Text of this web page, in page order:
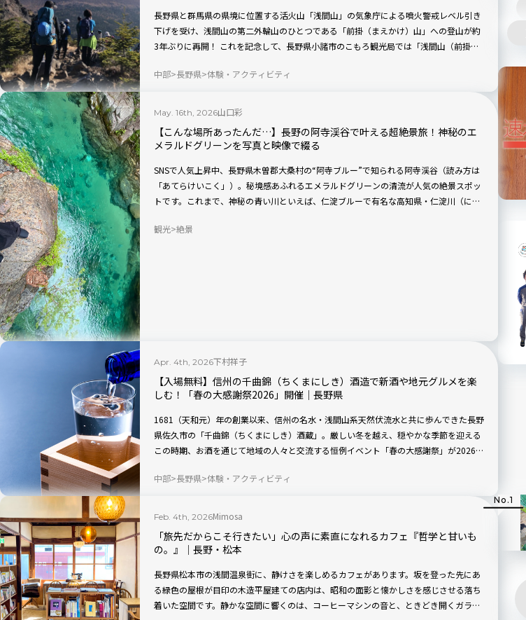
長野県と群馬県の県境に位置する活火山「浅間山」の気象庁による噴火警戒レベル引き
下げを受け、浅間山の第二外輪山のひとつである「前掛（まえかけ）山」への登山が約
3年ぶりに再開！ これを記念して、長野県小諸市のこもろ観光局では「浅間山（前掛
に親しむ山歩きに加え、小諸の温泉や食、城下町文化など、“山と地域を一体で楽しむ
中部 長野県 体験・アクティビティ
May. 16th, 2026山口彩
【こんな場所あったんだ…】長野の阿寺渓谷で叶える超絶景旅！神秘のエ
メラルドグリーンを写真と映像で綴る
SNSで人気上昇中、長野県木曽郡大桑村の“阿寺ブルー”で知られる阿寺渓谷（読み方は
「あてらけいこく」）。秘境感あふれるエメラルドグリーンの清流が人気の絶景スポッ
トです。これまで、神秘の青い川といえば、仁淀ブルーで有名な高知県・仁淀川（によ
があるなんて！ 発見の鋭い喜びとはまさにこのこと。2026年GWの通行止め（通行規
観光 絶景
Apr. 4th, 2026下村祥子
【入場無料】信州の千曲錦（ちくまにしき）酒造で新酒や地元グルメを楽
しむ！「春の大感謝祭2026」開催｜長野県
1681（天和元）年の創業以来、信州の名水・浅間山系天然伏流水と共に歩んできた長野
県佐久市の「千曲錦（ちくまにしき）酒蔵」。厳しい冬を越え、穏やかな季節を迎える
この時期、お酒を通じて地域の人々と交流する恒例イベント「春の大感謝祭」が2026年
な限定酒の販売、樽酒や豚汁のふるまい、大抽選会も実施。キッチンカーが集結する地
中部 長野県 体験・アクティビティ
Feb. 4th, 2026Mimosa
「旅先だからこそ行きたい」心の声に素直になれるカフェ『哲学と甘いも
の。』│長野・松本
長野県松本市の浅間温泉街に、静けさを楽しめるカフェがあります。坂を登った先にあ
る緑色の屋根が目印の木造平屋建ての店内は、昭和の面影と懐かしさを感じさせる落ち
着いた空間です。静かな空間に響くのは、コーヒーマシンの音と、ときどき開くガラス